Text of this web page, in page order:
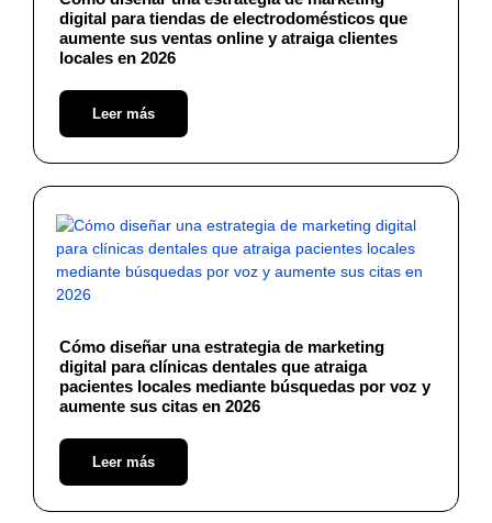
digital para tiendas de electrodomésticos que
aumente sus ventas online y atraiga clientes
locales en 2026
Leer más
Cómo diseñar una estrategia de marketing
digital para clínicas dentales que atraiga
pacientes locales mediante búsquedas por voz y
aumente sus citas en 2026
Leer más